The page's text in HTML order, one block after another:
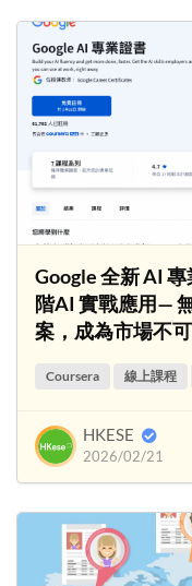
Google 全新 AI
階AI 實戰應用—
案，成為市場不
Coursera 線上課程
HKESE
2026/02/21